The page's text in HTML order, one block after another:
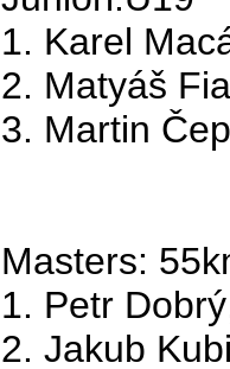
1. Karel
2. Matyáš
3. Martin
Masters:
1. Petr
2. Jakub